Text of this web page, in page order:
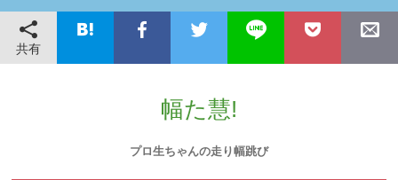
共有
幅た慧!
プロ生ちゃんの走り幅跳び